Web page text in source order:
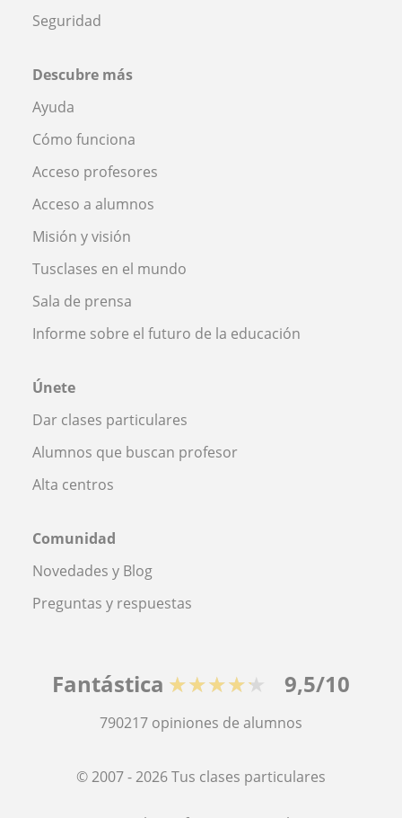
Seguridad
Descubre más
Ayuda
Cómo funciona
Acceso profesores
Acceso a alumnos
Misión y visión
Tusclases en el mundo
Sala de prensa
Informe sobre el futuro de la educación
Únete
Dar clases particulares
Alumnos que buscan profesor
Alta centros
Comunidad
Novedades y Blog
Preguntas y respuestas
Fantástica ★★★★★ 9,5/10
790217 opiniones de alumnos
© 2007 - 2026 Tus clases particulares